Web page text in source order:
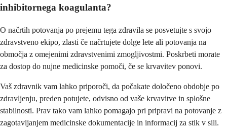
inhibitornega koagulanta?
O načrtih potovanja po prejemu tega zdravila se posvetujte s svojo
zdravstveno ekipo, zlasti če načrtujete dolge lete ali potovanja na
območja z omejenimi zdravstvenimi zmogljivostmi. Poskrbeti morate
za dostop do nujne medicinske pomoči, če se krvavitev ponovi.
Vaš zdravnik vam lahko priporoči, da počakate določeno obdobje po
zdravljenju, preden potujete, odvisno od vaše krvavitve in splošne
stabilnosti. Prav tako vam lahko pomagajo pri pripravi na potovanje z
zagotavljanjem medicinske dokumentacije in informacij za stik v sili.